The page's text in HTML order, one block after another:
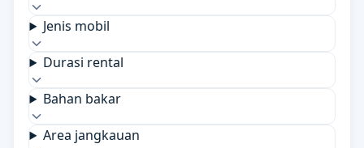
Jenis mobil
Durasi rental
Bahan bakar
Area jangkauan